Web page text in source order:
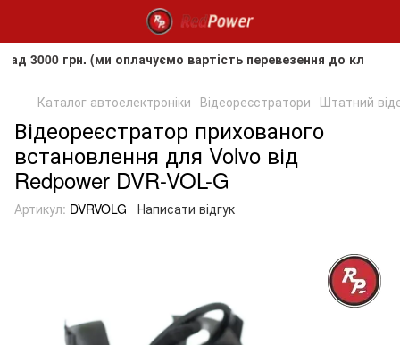
(ми оплачуємо вартість перевезення до клієнта,
Каталог автоелектроніки Відеореєстратори Штатний
Відеореєстратор прихованого
встановлення для Volvo від
Redpower DVR-VOL-G
Артикул: DVRVOLG Написати відгук